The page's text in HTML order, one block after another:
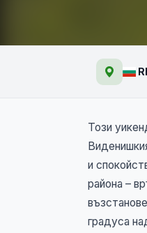
Този
и
района –
градуса